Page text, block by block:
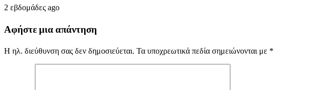
2 εβδομάδες ago
Αφήστε μια απάντηση
Η ηλ. διεύθυνση σας δεν δημοσιεύεται. Τα υποχρεωτικά πεδία σημειώνονται με *